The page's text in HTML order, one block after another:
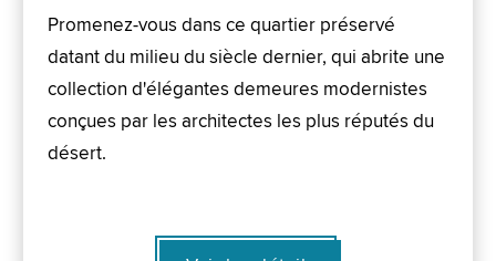
Promenez-vous dans ce quartier préservé
datant du milieu du siècle dernier, qui abrite une
collection d'élégantes demeures modernistes
conçues par les architectes les plus réputés du
désert.